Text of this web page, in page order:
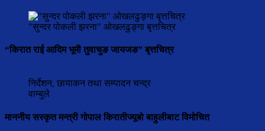
"सुन्दर पोकली झरना" ओखलढुङ्गा बृत्तचित्र
“किरात राई आदिम भूमी तुवाचुङ जायजङ” बृत्तचित्र
निर्देशन, छायाकन तथा सम्पादन चन्द्र
वाम्बुले
माननीय सस्कृत मन्त्री गोपाल किरातीज्यूबो बाहुलीबाट विमोचित